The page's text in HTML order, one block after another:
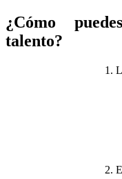
¿Cómo
talento?